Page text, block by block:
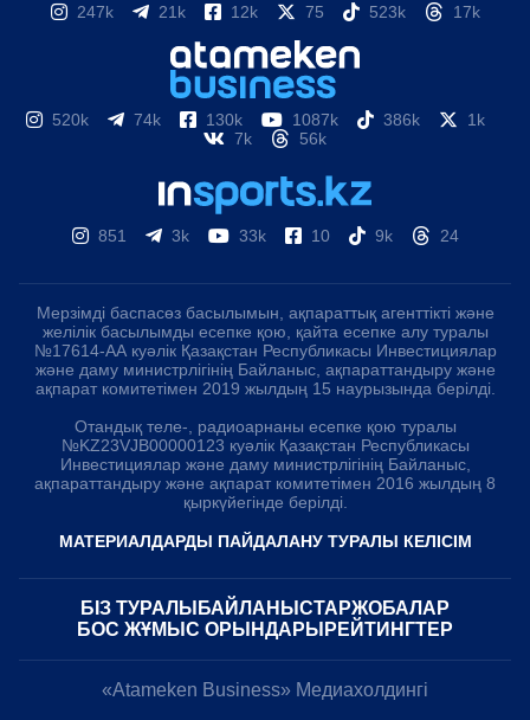
247k 21k 12k 75 523k 17k
520k 74k 130k 1087k 386k
1k
7k
56k
851 3k 33k 10 9k 24
Мерзімді баспасөз басылымын, ақпараттық агенттікті және
желілік басылымды есепке қою, қайта есепке алу туралы
№17614-АА куәлік Қазақстан Республикасы Инвестициялар
және даму министрлігінің Байланыс, ақпараттандыру және
ақпарат комитетімен 2019 жылдың 15 наурызында берілді.
Отандық теле-, радиоарнаны есепке қою туралы
№KZ23VJB00000123 куәлік Қазақстан Республикасы
Инвестициялар және даму министрлігінің Байланыс,
ақпараттандыру және ақпарат комитетімен 2016 жылдың 8
қыркүйегінде берілді.
МАТЕРИАЛДАРДЫ ПАЙДАЛАНУ ТУРАЛЫ КЕЛІСІМ
БІЗ ТУРАЛЫ БАЙЛАНЫСТАРЖОБАЛАР
БОС ЖҰМЫС ОРЫНДАРЫ РЕЙТИНГТЕР
«Atameken Business» Медиахолдингі